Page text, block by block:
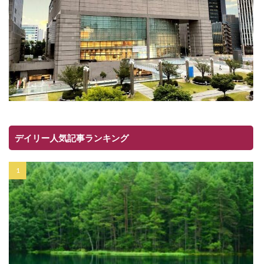
デイリー人気記事ランキング